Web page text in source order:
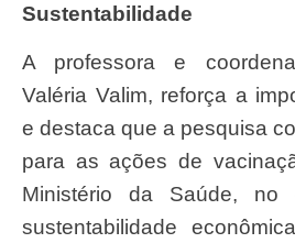
Sustentabilidade
A professora e coordenadora do projeto,
Valéria Valim, reforça a
e destaca que a pesquisa
para as ações de
Ministério da Saúde,
sustentabilidade